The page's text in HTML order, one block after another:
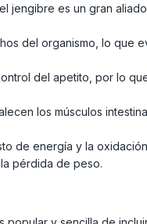
jengibre es un gran
del organismo, lo que
del apetito, por lo
los músculos
de energía y la
pérdida de peso.